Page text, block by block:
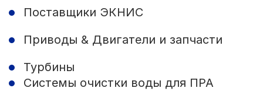
Поставщики ЭКНИС
Приводы & Двигатели и запчасти
Турбины
Системы очистки воды для ПРА